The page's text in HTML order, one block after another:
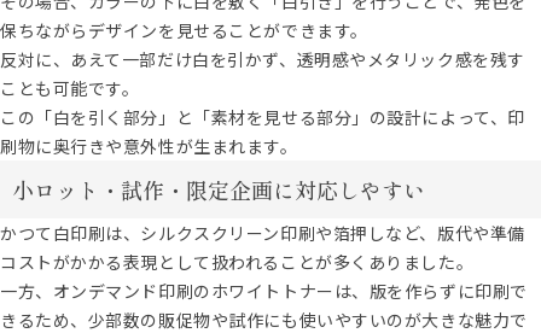
保ちながらデザインを見せることができます。
反対に、あえて一部だけ白を引かず、透明感やメタリック感を残す
ことも可能です。
この「白を引く部分」と「素材を見せる部分」の設計によって、印
刷物に奥行きや意外性が生まれます。
小ロット・試作・限定企画に対応しやすい
かつて白印刷は、シルクスクリーン印刷や箔押しなど、版代や準備
コストがかかる表現として扱われることが多くありました。
一方、オンデマンド印刷のホワイトトナーは、版を作らずに印刷で
きるため、少部数の販促物や試作にも使いやすいのが大きな魅力で